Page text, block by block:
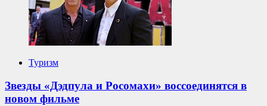
Туризм
Звезды «Дэдпула и Росомахи» воссоединятся в
новом фильме